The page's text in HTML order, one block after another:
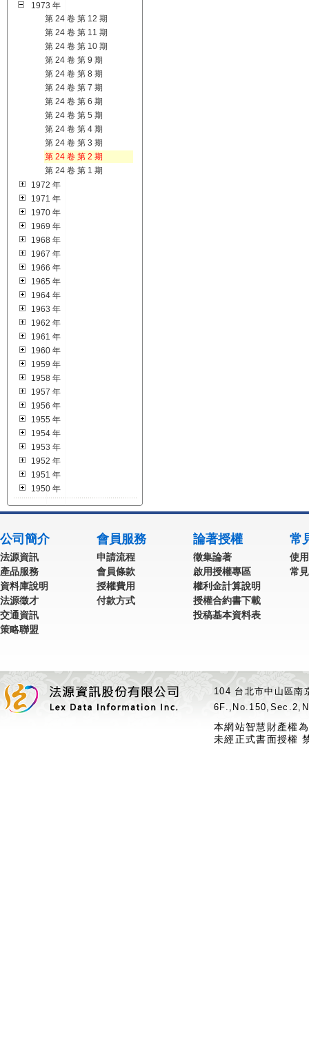
1973 年
第 24 卷 第 12 期
第 24 卷 第 11 期
第 24 卷 第 10 期
第 24 卷 第 9 期
第 24 卷 第 8 期
第 24 卷 第 7 期
第 24 卷 第 6 期
第 24 卷 第 5 期
第 24 卷 第 4 期
第 24 卷 第 3 期
第 24 卷 第 2 期
第 24 卷 第 1 期
1972 年
1971 年
1970 年
1969 年
1968 年
1967 年
1966 年
1965 年
1964 年
1963 年
1962 年
1961 年
1960 年
1959 年
1958 年
1957 年
1956 年
1955 年
1954 年
1953 年
1952 年
1951 年
1950 年
公司簡介
法源資訊
產品服務
資料庫說明
法源徵才
交通資訊
策略聯盟
會員服務
申請流程
會員條款
授權費用
付款方式
論著授權
徵集論著
啟用授權專區
權利金計算說明
授權合約書下載
投稿基本資料表
常
使
常
104 台北市中山區
本網站智慧財產權
未經正式書面授權